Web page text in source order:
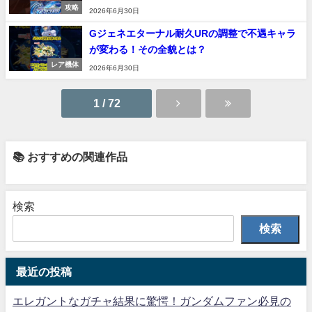
攻略
2026年6月30日
レア機体
Gジェネエターナル耐久URの調整で不遇キャラ
が変わる！その全貌とは？
2026年6月30日
1 / 72
📚 おすすめの関連作品
検索
検索
最近の投稿
エレガントなガチャ結果に驚愕！ガンダムファン必見の